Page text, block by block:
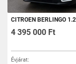
CITROEN BERLINGO 1.2 PURETECH FEEL S&S XL (7 SZEMÉLYES ) MO-I. 1.TUL.
4 395 000 Ft
Évjárat: